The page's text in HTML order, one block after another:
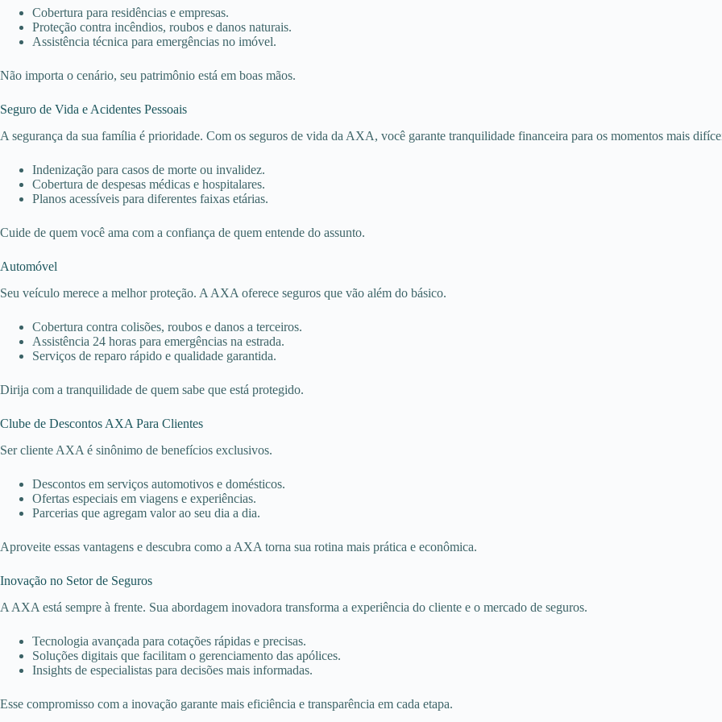
Cobertura para residências e empresas.
Proteção contra incêndios, roubos e danos naturais.
Assistência técnica para emergências no imóvel.
Não importa o cenário, seu patrimônio está em boas mãos.
Seguro de Vida e Acidentes Pessoais
A segurança da sua família é prioridade. Com os seguros de vida da AXA, você garante tranquilidade financeira para os momentos mais
Indenização para casos de morte ou invalidez.
Cobertura de despesas médicas e hospitalares.
Planos acessíveis para diferentes faixas etárias.
Cuide de quem você ama com a confiança de quem entende do assunto.
Automóvel
Seu veículo merece a melhor proteção. A AXA oferece seguros que vão além do básico.
Cobertura contra colisões, roubos e danos a terceiros.
Assistência 24 horas para emergências na estrada.
Serviços de reparo rápido e qualidade garantida.
Dirija com a tranquilidade de quem sabe que está protegido.
Clube de Descontos AXA Para Clientes
Ser cliente AXA é sinônimo de benefícios exclusivos.
Descontos em serviços automotivos e domésticos.
Ofertas especiais em viagens e experiências.
Parcerias que agregam valor ao seu dia a dia.
Aproveite essas vantagens e descubra como a AXA torna sua rotina mais prática e econômica.
Inovação no Setor de Seguros
A AXA está sempre à frente. Sua abordagem inovadora transforma a experiência do cliente e o mercado de seguros.
Tecnologia avançada para cotações rápidas e precisas.
Soluções digitais que facilitam o gerenciamento das apólices.
Insights de especialistas para decisões mais informadas.
Esse compromisso com a inovação garante mais eficiência e transparência em cada etapa.